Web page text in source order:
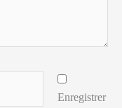
Enregistrer